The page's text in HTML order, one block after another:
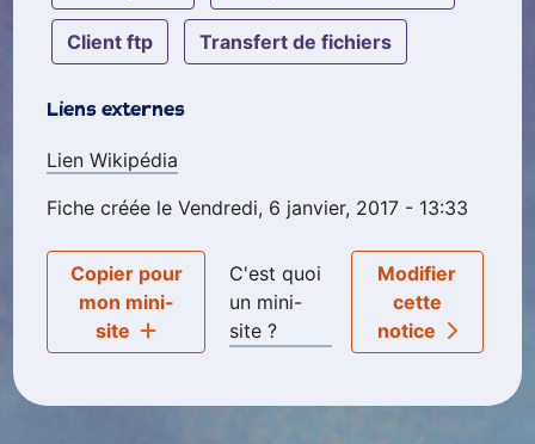
client ftp transfert de fichiers
Liens externes
Lien Wikipédia
Fiche créée le Vendredi, 6 janvier, 2017 - 13:33
Copier pour
mon mini-
site
C'est quoi
un mini-
site ?
Modifier
cette
notice